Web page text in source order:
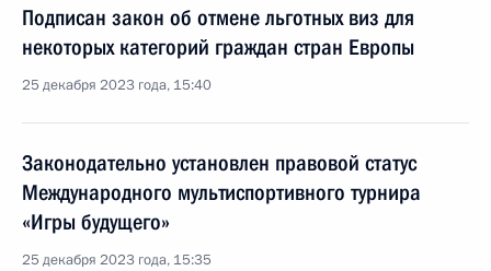
Подписан закон об отмене льготных виз для
некоторых категорий граждан стран Европы
25 декабря 2023 года, 15:40
Законодательно установлен правовой статус
Международного мультиспортивного турнира
«Игры будущего»
25 декабря 2023 года, 15:35